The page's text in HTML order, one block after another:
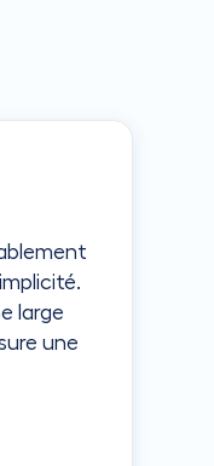
large
une